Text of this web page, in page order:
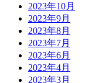
2023年10月
2023年9月
2023年8月
2023年7月
2023年6月
2023年4月
2023年3月